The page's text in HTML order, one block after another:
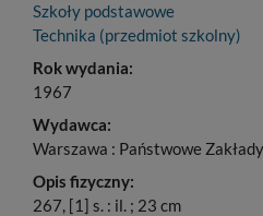
Szkoły podstawowe
Technika (przedmiot szkolny)
Rok wydania:
1967
Wydawca:
Warszawa : Państwowe
Opis fizyczny:
267, [1] s. : il. ; 23 cm